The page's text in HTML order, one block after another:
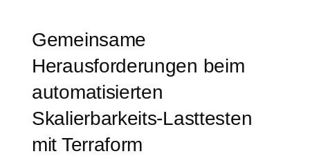
Gemeinsame
Herausforderungen beim
automatisierten
Skalierbarkeits-Lasttesten
mit Terraform